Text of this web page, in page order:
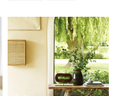
#2021년06월호